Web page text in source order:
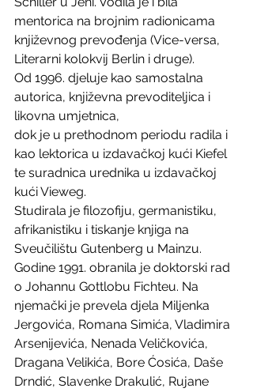
mentorica na brojnim radionicama
književnog prevođenja (Vice-versa,
Literarni kolokvij Berlin i druge).
Od 1996. djeluje kao samostalna
autorica, književna prevoditeljica i
likovna umjetnica,
dok je u prethodnom periodu radila i
kao lektorica u izdavačkoj kući Kiefel
te suradnica urednika u izdavačkoj
kući Vieweg.
Studirala je filozofiju, germanistiku,
afrikanistiku i tiskanje knjiga na
Sveučilištu Gutenberg u Mainzu.
Godine 1991. obranila je doktorski rad
o Johannu Gottlobu Fichteu. Na
njemački je prevela djela Miljenka
Jergovića, Romana Simića, Vladimira
Arsenijevića, Nenada Veličkovića,
Dragana Velikića, Bore Ćosića, Daše
Drndić, Slavenke Drakulić, Rujane